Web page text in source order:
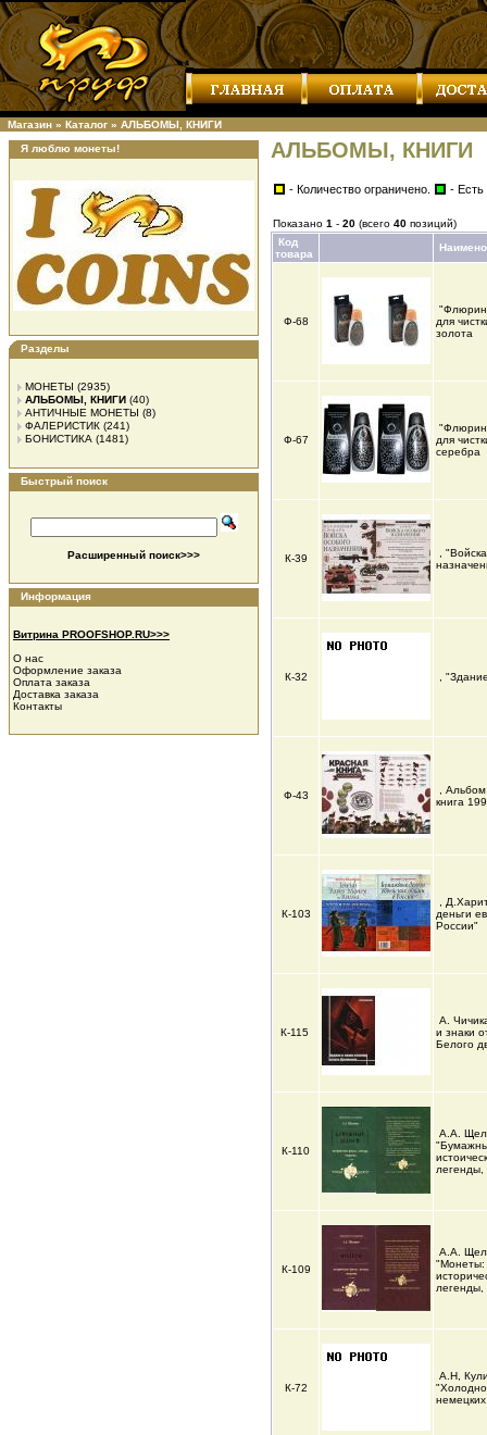
Магазин » Каталог » АЛЬБОМЫ, КНИГИ
Я люблю монеты!
Разделы
МОНЕТЫ (2935)
АЛЬБОМЫ, КНИГИ (40)
АНТИЧНЫЕ МОНЕТЫ (8)
ФАЛЕРИСТИК (241)
БОНИСТИКА (1481)
Быстрый поиск
Расширенный поиск>>>
Информация
Витрина PROOFSHOP.RU>>>
О нас
Оформление заказа
Оплата заказа
Доставка заказа
Контакты
АЛЬБОМЫ, КНИГИ
- Количество ограничено. - Есть
Показано 1 - 20 (всего 40 позиций)
Код
товара
Ф-68
для
золота
Ф-67
для
серебра
К-39
,
К-32 ,
Ф-43
,
книга
К-103
,
деньги
России"
К-115
А.
и знаки
Белого
К-110
А.А.
легенды,
К-109
А.А.
"Монеты:
легенды,
К-72
А.Н,
немецких